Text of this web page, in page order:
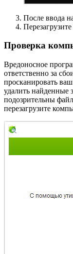
После ввода
Проверка
Вредоносное
ответственно за
просканировать
удалить найденные
подозрительны
перезагрузите